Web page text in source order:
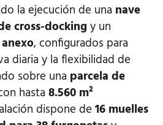
la ejecución de una nave
cross-docking y un
, configurados para
diaria y la flexibilidad de
sobre una parcela de
hasta 8.560 m²
dispone de 16 muelles